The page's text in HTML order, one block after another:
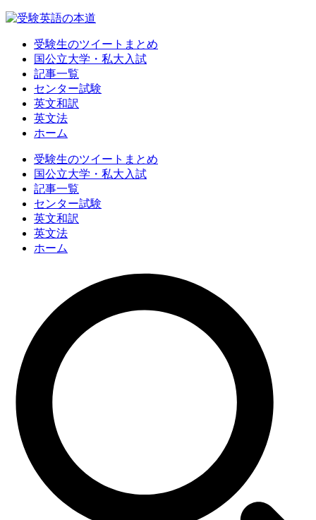
受験生のツイートまとめ
国公立大学・私大入試
記事一覧
センター試験
英文和訳
英文法
ホーム
受験生のツイートまとめ
国公立大学・私大入試
記事一覧
センター試験
英文和訳
英文法
ホーム